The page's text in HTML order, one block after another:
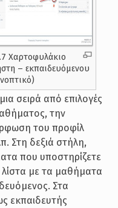
Χαρτοφυλάκιο
– εκπαιδευόμενου
σειρά από επιλογές
την
του προφίλ
Στη δεξιά στήλη,
που υποστηρίζετε
με τα μαθήματα
Στα
εκπαιδευτής